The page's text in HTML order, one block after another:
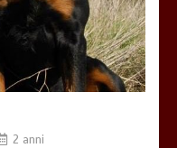
2 anni